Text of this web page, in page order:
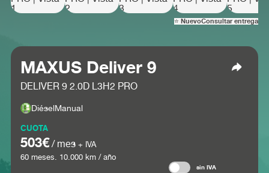
⭐ NuevoConsultar entrega
MAXUS Deliver 9
DELIVER 9 2.0D L3H2 PRO
DiéselManual
CUOTA
503€/ mes + IVA
60meses. 10.000km / año
sin IVA